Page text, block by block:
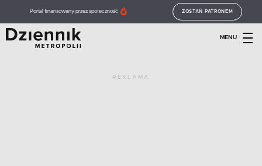
Portal finansowany przez społeczność ZOSTAŃ PATRONEM
MENU
REKLAMA